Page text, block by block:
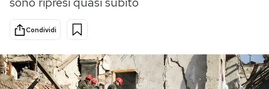
Economia
Sport
PODCAST
Condividi